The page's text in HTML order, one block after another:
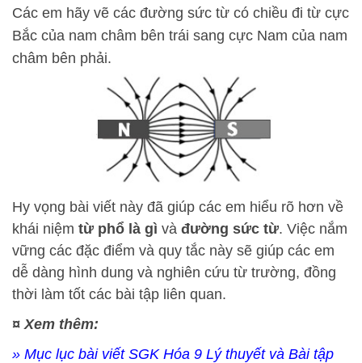
Các em hãy vẽ các đường sức từ có chiều đi từ cực
Bắc của nam châm bên trái sang cực Nam của nam
châm bên phải.
Hy vọng bài viết này đã giúp các em hiểu rõ hơn về
khái niệm từ phổ là gì và đường sức từ. Việc nắm
vững các đặc điểm và quy tắc này sẽ giúp các em
dễ dàng hình dung và nghiên cứu từ trường, đồng
thời làm tốt các bài tập liên quan.
¤ Xem thêm:
» Mục lục bài viết SGK Hóa 9 Lý thuyết và Bài tập